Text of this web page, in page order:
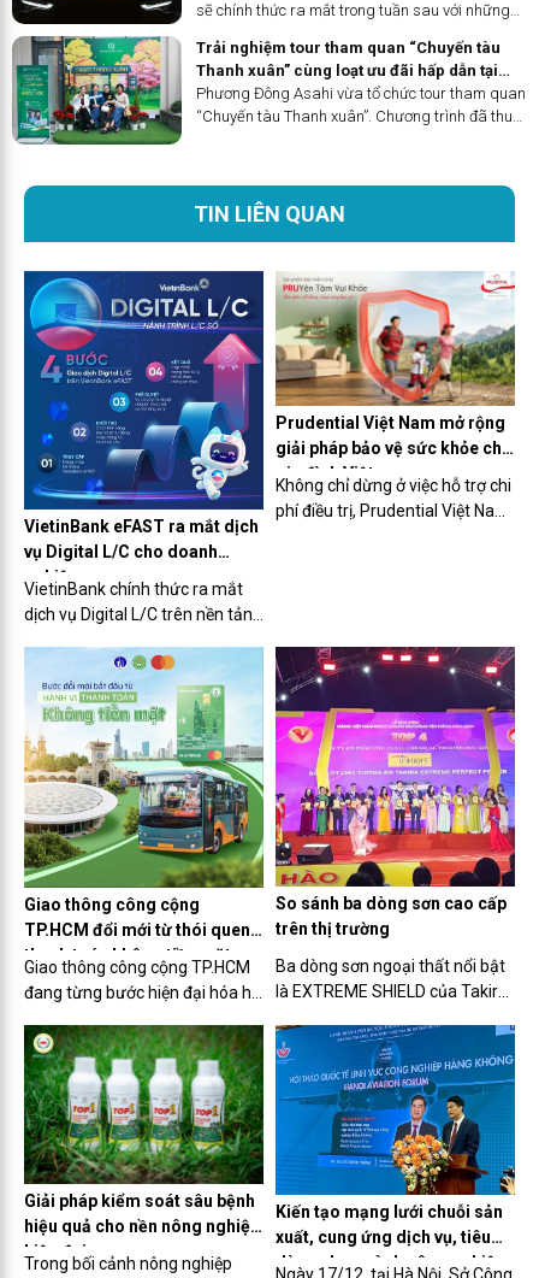
sẽ chính thức ra mắt trong tuần sau với những
Trải nghiệm tour tham quan “Chuyến tàu
Thanh xuân” cùng loạt ưu đãi hấp dẫn tại
Phương Đông Asahi
Phương Đông Asahi vừa tổ chức tour tham quan
“Chuyến tàu Thanh xuân”. Chương trình đã thu
phú để khách hàng có thể trực tiếp trải nghiệm,
khám phá một điểm đến nghỉ dưỡng với chuỗi
TIN LIÊN QUAN
VietinBank eFAST ra mắt dịch
vụ Digital L/C cho doanh
nghiệp
VietinBank chính thức ra mắt
dịch vụ Digital L/C trên nền tảng
eFAST, đưa toàn bộ quy trình
phát hành thư tín dụng (L/C)
lên kênh số. Giải pháp được
thiết kế theo hướng tinh gọn
quy trình, kết nối liền mạch, tối
ưu trải nghiệm và nâng cao khả
năng chủ động vận hành cho
khách hàng doanh nghiệp
(KHDN).
Prudential Việt Nam mở rộng
giải pháp bảo vệ sức khỏe cho
gia đình Việt
Không chỉ dừng ở việc hỗ trợ chi
phí điều trị, Prudential Việt Nam
doanh nghiệp bảo hiểm đẩy
mạnh trong thời gian gần đây.
Giao thông công cộng
TP.HCM đổi mới từ thói quen
thanh toán không tiền mặt
Giao thông công cộng TP.HCM
đang từng bước hiện đại hóa hệ
toán không tiền mặt, góp phần
xây dựng văn hóa di chuyển văn
minh, chủ động và thân thiện
hơn cho người dân đô thị hiện
đại.
So sánh ba dòng sơn cao cấp
trên thị trường
Ba dòng sơn ngoại thất nổi bật
là EXTREME SHIELD của Takira,
của Jotun và Dulux
Weathershield Powerflexx của
Dulux. Mỗi sản phẩm đều sở
hữu công nghệ tiên tiến cùng
những lợi thế riêng biệt, đáp
ứng nhu cầu đa dạng cho các
công trình xây dựng.
Giải pháp kiểm soát sâu bệnh
hiệu quả cho nền nông nghiệp
hiện đại
Trong bối cảnh nông nghiệp
Kiến tạo mạng lưới chuỗi sản
xuất, cung ứng dịch vụ, tiêu
dùng cho ngành công nghiệp
Ngày 17/12, tại Hà Nội, Sở Công